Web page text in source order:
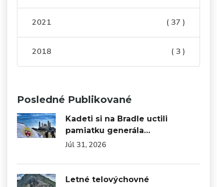
2021 ( 37 )
2018 ( 3 )
Posledné Publikované
Kadeti si na Bradle uctili
pamiatku generála…
Júl 31, 2026
Letné telovýchovné